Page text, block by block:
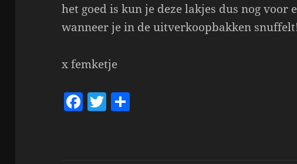
het goed is kun je deze lakjes dus nog voor
wanneer je in de uitverkoopbakken
x femketje
F T